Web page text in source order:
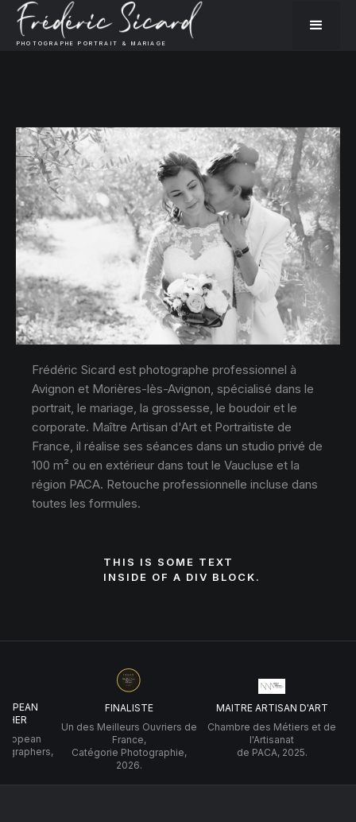
PHOTOGRAPHE PORTRAIT & MARIAGE
Frédéric Sicard est photographe professionnel à
Avignon et Morières-lès-Avignon, spécialisé dans le
portrait, le mariage, la grossesse, le boudoir et le
corporate. Maître Artisan d'Art et Portraitiste de
France, il réalise ses séances dans un studio privé de
100 m² ou en extérieur dans tout le Vaucluse et la
région PACA. Retouche professionnelle incluse dans
toutes les formules.
THIS IS SOME TEXT
INSIDE OF A DIV BLOCK.
MAITRE ARTISAN D'ART
Chambre des Métiers et de
l'Artisanat
de PACA, 2025.
FINALISTE
Un des Meilleurs Ouvriers de
France,
Catégorie Photographie,
2026.